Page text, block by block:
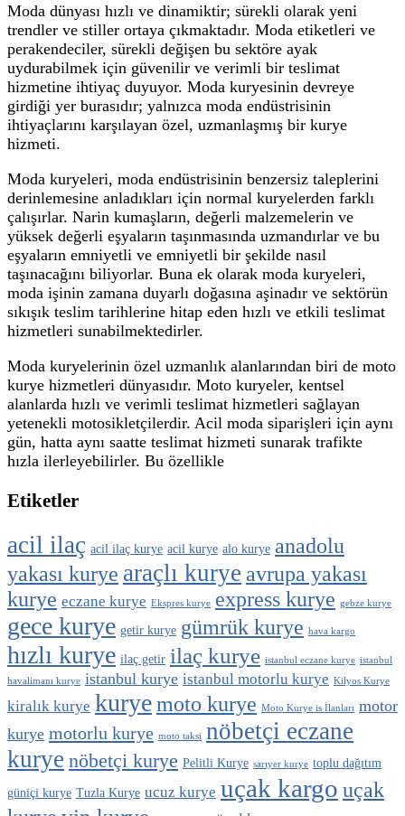
Moda dünyası hızlı ve dinamiktir; sürekli olarak yeni
trendler ve stiller ortaya çıkmaktadır. Moda etiketleri ve
perakendeciler, sürekli değişen bu sektöre ayak
uydurabilmek için güvenilir ve verimli bir teslimat
hizmetine ihtiyaç duyuyor. Moda kuryesinin devreye
girdiği yer burasıdır; yalnızca moda endüstrisinin
ihtiyaçlarını karşılayan özel, uzmanlaşmış bir kurye
hizmeti.
Moda kuryeleri, moda endüstrisinin benzersiz taleplerini
derinlemesine anladıkları için normal kuryelerden farklı
çalışırlar. Narin kumaşların, değerli malzemelerin ve
yüksek değerli eşyaların taşınmasında uzmandırlar ve bu
eşyaların emniyetli ve emniyetli bir şekilde nasıl
taşınacağını biliyorlar. Buna ek olarak moda kuryeleri,
moda işinin zamana duyarlı doğasına aşinadır ve sektörün
sıkışık teslim tarihlerine hitap eden hızlı ve etkili teslimat
hizmetleri sunabilmektedirler.
Moda kuryelerinin özel uzmanlık alanlarından biri de moto
kurye hizmetleri dünyasıdır. Moto kuryeler, kentsel
alanlarda hızlı ve verimli teslimat hizmetleri sağlayan
yetenekli motosikletçilerdir. Acil moda siparişleri için aynı
gün, hatta aynı saatte teslimat hizmeti sunarak trafikte
hızla ilerleyebilirler. Bu özellikle
Etiketler
acil ilaç acil ilaç kurye acil kurye alo kurye anadolu
yakası kurye araçlı kurye avrupa yakası
kurye eczane kurye Ekspres kurye express kurye gebze kurye
gece kurye getir kurye gümrük kurye hava kargo
hızlı kurye ilaç getir ilaç kurye istanbul eczane kurye istanbul
havalimanı kurye istanbul kurye istanbul motorlu kurye Kilyos Kurye
kiralık kurye kuryemoto kurye Moto Kurye is İlanları motor
kurye motorlu kurye moto taksi nöbetçi eczane
kurye nöbetçi kurye Pelitli Kurye sarıyer kurye toplu dağıtım
güniçi kurye Tuzla Kurye ucuz kurye uçak kargo uçak